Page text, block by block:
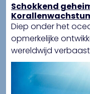
Schokkend
Diep onder het
opmerkelijke
wereldwijd